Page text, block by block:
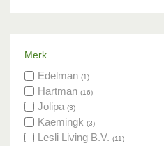
Merk
Edelman (1)
Hartman (16)
Jolipa (3)
Kaemingk (3)
Lesli Living B.V. (11)